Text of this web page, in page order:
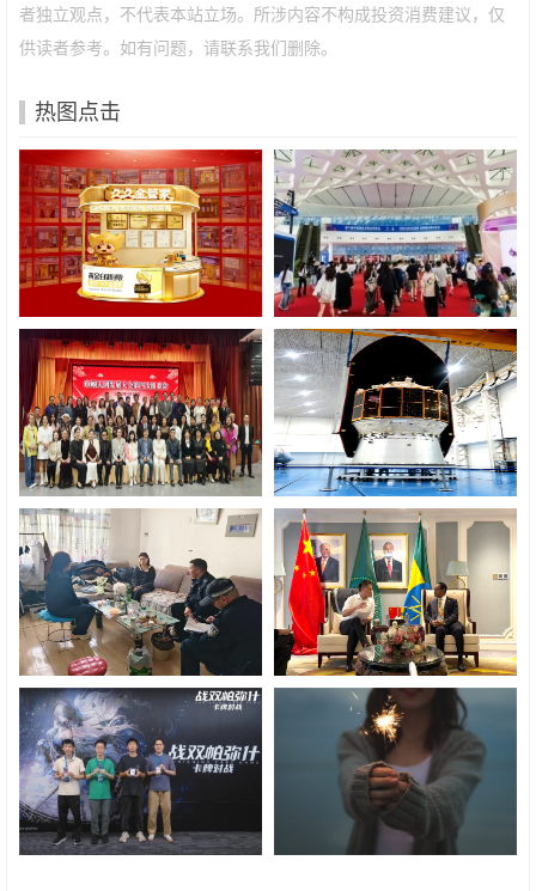
者独立观点，不代表本站立场。所涉内容不构成投资消费建议，仅
供读者参考。如有问题，请联系我们删除。
热图点击